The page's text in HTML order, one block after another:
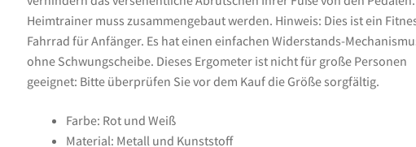
Heimtrainer muss zusammengebaut werden. Hinweis: Dies ist ein
Fahrrad für Anfänger. Es hat einen einfachen Widerstands-
ohne Schwungscheibe. Dieses Ergometer ist nicht für große Personen
geeignet: Bitte überprüfen Sie vor dem Kauf die Größe sorgfältig.
Farbe: Rot und Weiß
Material: Metall und Kunststoff